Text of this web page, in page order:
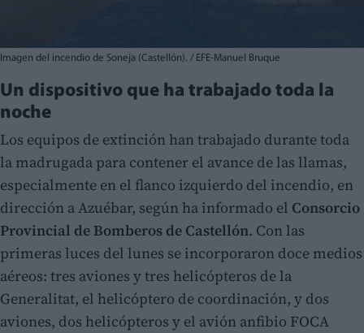
Imagen del incendio de Soneja (Castellón). / EFE-Manuel Bruque
Un dispositivo que ha trabajado toda la
noche
Los equipos de extinción han trabajado durante toda
la madrugada para contener el avance de las llamas,
especialmente en el flanco izquierdo del incendio, en
dirección a Azuébar, según ha informado el Consorcio
Provincial de Bomberos de Castellón. Con las
primeras luces del lunes se incorporaron doce medios
aéreos: tres aviones y tres helicópteros de la
Generalitat, el helicóptero de coordinación, y dos
aviones, dos helicópteros y el avión anfibio FOCA